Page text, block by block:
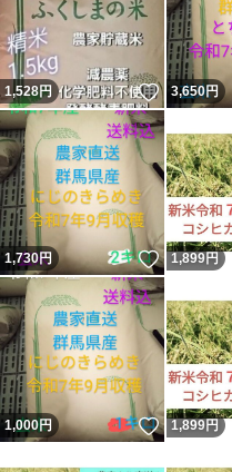
1,528円 いいね！
3,650円
1,730円 いいね！
1,899円
1,000円 いいね！
1,899円